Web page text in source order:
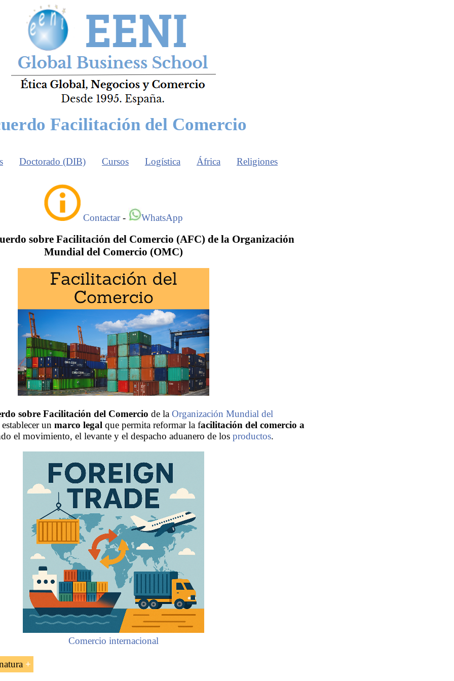
Facilitación del Comercio
Doctorado (DIB) Cursos Logística África Religiones
Contactar- WhatsApp
sobre Facilitación del Comercio (AFC) de la Organización
Mundial del Comercio (OMC)
sobre Facilitación del Comercio de la Organización Mundial del
un marco legal que permita reformar la facilitación del comercio a
el movimiento, el levante y el despacho aduanero de los productos.
Comercio internacional